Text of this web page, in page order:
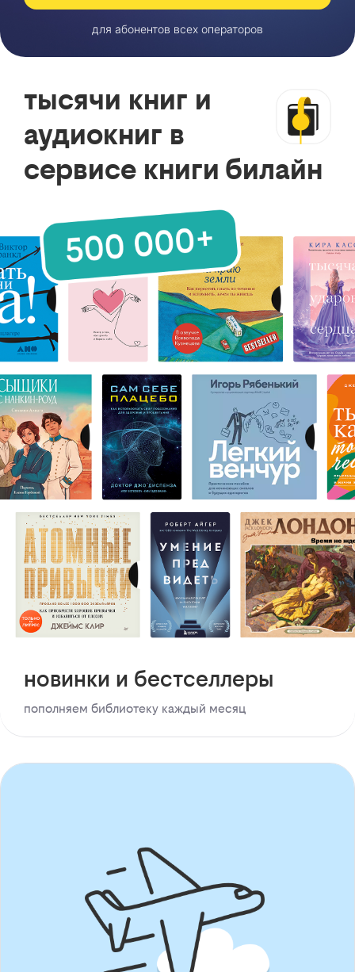
для абонентов всех операторов
тысячи книг и
аудиокниг в
сервисе книги билайн
новинки и бестселлеры
пополняем библиотеку каждый месяц